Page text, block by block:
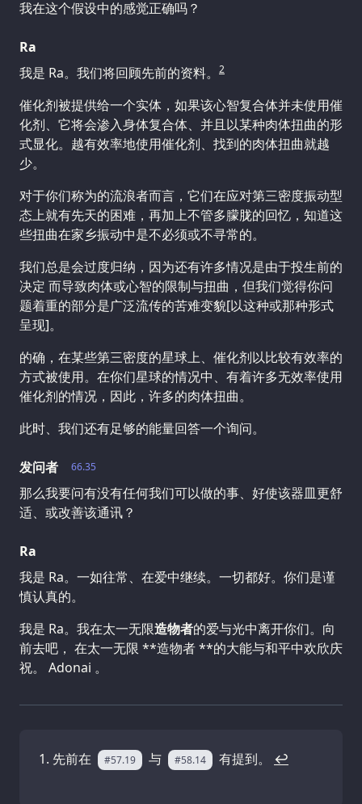
我在这个假设中的感觉正确吗？
Ra
我是 Ra。我们将回顾先前的资料。
2
催化剂被提供给一个实体，如果该心智复合体并未使用催
化剂、它将会渗入身体复合体、并且以某种肉体扭曲的形
式显化。越有效率地使用催化剂、找到的肉体扭曲就越
少。
对于你们称为的流浪者而言，它们在应对第三密度振动型
态上就有先天的困难，再加上不管多朦胧的回忆，知道这
些扭曲在家乡振动中是不必须或不寻常的。
我们总是会过度归纳，因为还有许多情况是由于投生前的
决定 而导致肉体或心智的限制与扭曲，但我们觉得你问
题着重的部分是广泛流传的苦难变貌[以这种或那种形式
呈现]。
的确，在某些第三密度的星球上、催化剂以比较有效率的
方式被使用。在你们星球的情况中、有着许多无效率使用
催化剂的情况，因此，许多的肉体扭曲。
此时、我们还有足够的能量回答一个询问。
66.35
发问者
那么我要问有没有任何我们可以做的事、好使该器皿更舒
适、或改善该通讯？
Ra
我是 Ra。一如往常、在爱中继续。一切都好。你们是谨
慎认真的。
我是 Ra。我在太一无限造物者的爱与光中离开你们。向
前去吧， 在太一无限 **造物者 **的大能与和平中欢欣庆
祝。 Adonai 。
先前在 #57.19 与 #58.14 有提到。 ↩